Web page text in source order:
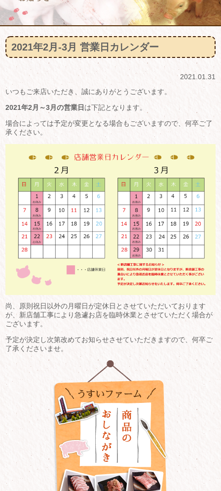
2021年2月-3月 営業日カレンダー
2021.01.31
いつもご来店いただき、誠にありがとうございます。
2021年2月～3月の営業日 は下記となります。
場合によっては予定が変更となる場合もございますので、何卒ご了
承ください。
尚、原則祝日以外の月曜日が定休日とさせていただいております
が、新店舗工事により急遽お店を臨時休業とさせていただく場合が
ございます。
予定が決定し次第改めてお知らせさせていただきますので、何卒ご
了承くださいませ。